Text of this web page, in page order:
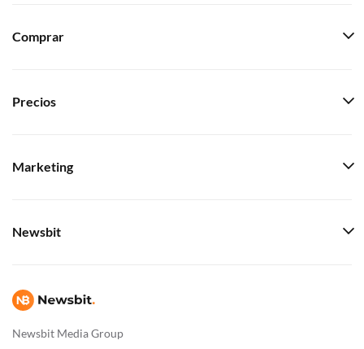
Newsbit Media Group
Comprar
Precios
Marketing
Newsbit